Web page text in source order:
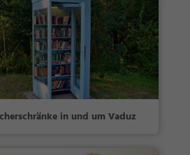
in und um Vaduz